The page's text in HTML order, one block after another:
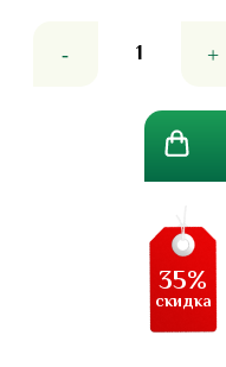
товара
35%
скидка